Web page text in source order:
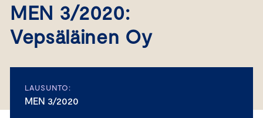
MEN 3/2020:
Vepsäläinen Oy
LAUSUNTO:
MEN 3/2020